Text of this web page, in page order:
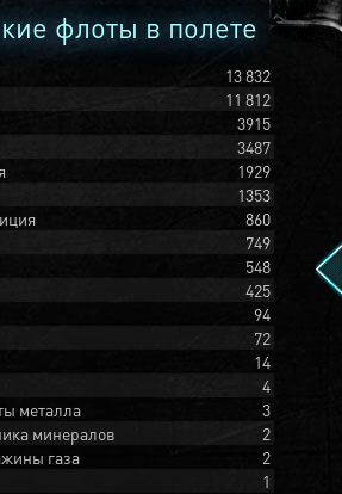
флоты в полете
13 832
11 812
3915
3487
1929
1353
860
749
548
425
94
72
14
4
металла
3
минералов
2
газа
2
1